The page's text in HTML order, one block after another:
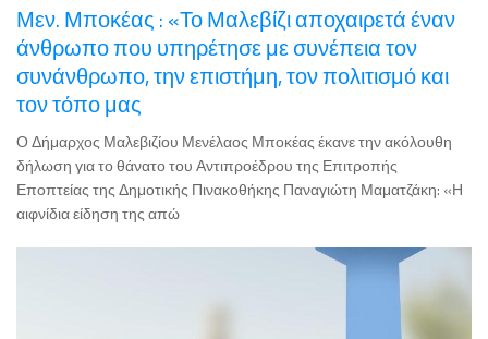
Μεν. Μποκέας : «Το Μαλεβίζι αποχαιρετά έναν
άνθρωπο που υπηρέτησε με συνέπεια τον
συνάνθρωπο, την επιστήμη, τον πολιτισμό και
τον τόπο μας
Ο Δήμαρχος Μαλεβιζίου Μενέλαος Μποκέας έκανε την ακόλουθη
δήλωση για το θάνατο του Αντιπροέδρου της Επιτροπής
Εποπτείας της Δημοτικής Πινακοθήκης Παναγιώτη Μαματζάκη: «Η
αιφνίδια είδηση της απώ